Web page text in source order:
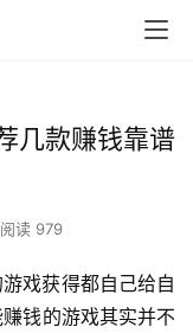
几款赚钱靠谱
阅读 979
戏获得都自己给自
钱的游戏其实并不